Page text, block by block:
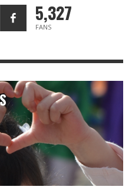
5,327
FANS